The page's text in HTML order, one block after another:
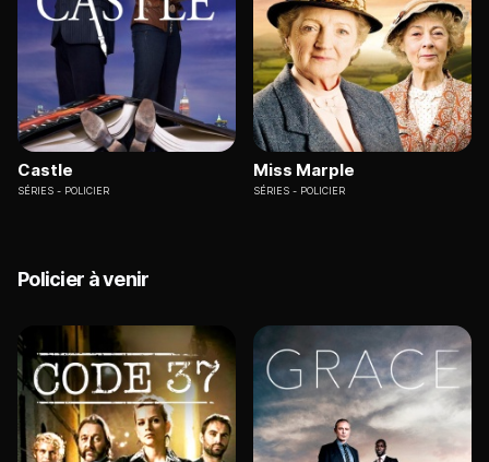
Castle
SÉRIES POLICIER
Miss Marple
SÉRIES POLICIER
Policier à venir